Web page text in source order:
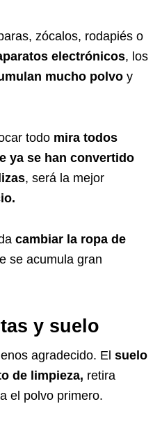
zócalos, rodapiés o
electrónicos, los
mucho polvo y
todo mira todos
ya se han convertido
, será la mejor
cambiar la ropa de
se acumula gran
y suelo
agradecido. El suelo
de limpieza, retira
el polvo primero.